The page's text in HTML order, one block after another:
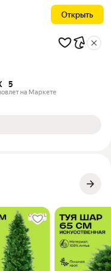
Открыть
5
лет на Маркете